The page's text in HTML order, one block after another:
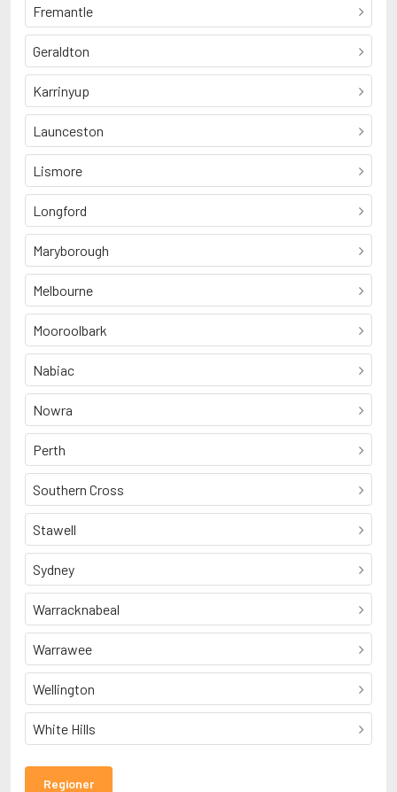
Fremantle
Geraldton
Karrinyup
Launceston
Lismore
Longford
Maryborough
Melbourne
Mooroolbark
Nabiac
Nowra
Perth
Southern Cross
Stawell
Sydney
Warracknabeal
Warrawee
Wellington
White Hills
Regioner